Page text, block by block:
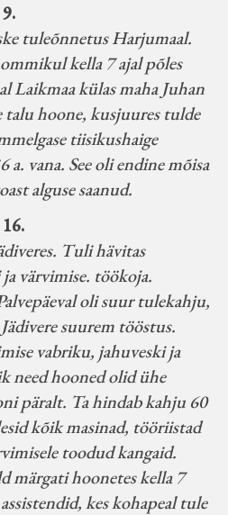
tuleõnnetus Harjumaal.
kella 7 ajal põles
Laikmaa külas maha Juhan
talu hoone, kusjuures tulde
tiisikushaige
a. vana. See oli endine mõisa
alguse saanud.
Tuli hävitas
värvimise. töökoja.
oli suur tulekahju,
suurem tööstus.
vabriku, jahuveski ja
need hooned olid ühe
päralt. Ta hindab kahju 60
kõik masinad, tööriistad
toodud kangaid.
märgati hoonetes kella 7
kes kohapeal tule